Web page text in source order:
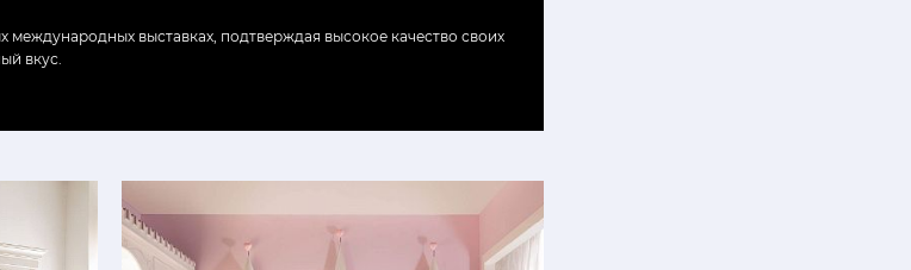
международных выставках, подтверждая высокое качество своих
вкус.